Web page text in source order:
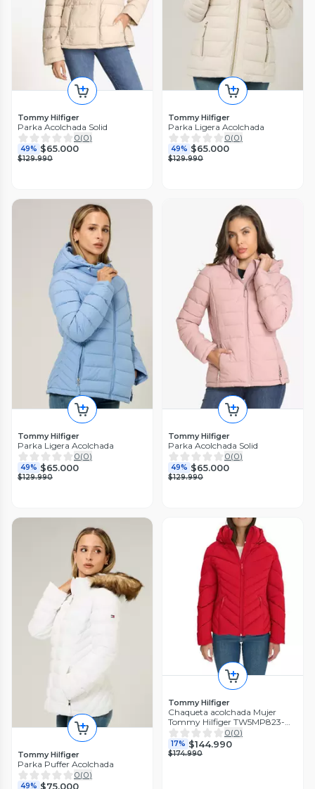
Tommy Hilfiger
Parka Acolchada Solid
0(0)
49% $65.000
$129.990
Tommy Hilfiger
Parka Ligera Acolchada
0(0)
49% $65.000
$129.990
Tommy Hilfiger
Parka Ligera Acolchada
0(0)
49% $65.000
$129.990
Tommy Hilfiger
Parka Acolchada Solid
0(0)
49% $65.000
$129.990
Tommy Hilfiger
Parka Puffer Acolchada
0(0)
49% $75.000
Tommy Hilfiger
Chaqueta acolchada Mujer
Tommy Hilfiger TW5MP823-
CRI-S
0(0)
17% $144.990
$174.990